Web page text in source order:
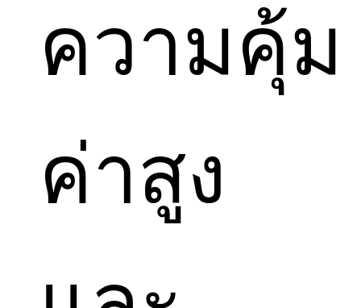
ความคุ้ม
ค่าสูง